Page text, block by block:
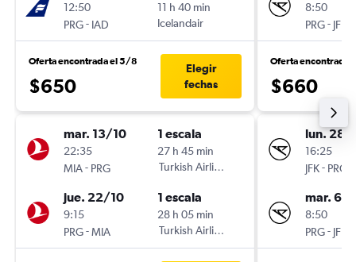
12:50
PRG- IAD
11 h 40 min
Icelandair
Oferta encontrada el 5/8
$650
Elegir
fechas
mar. 13/10
22:35
MIA- PRG
1 escala
27 h 45 min
Turkish Airlines
jue. 22/10
9:15
PRG-MIA
1 escala
28 h 05 min
Turkish Airlines
8:50
PRG- JFK
Oferta encontrada
$660
lun. 28/
16:25
JFK- PRG
mar. 6/
8:50
PRG- JFK